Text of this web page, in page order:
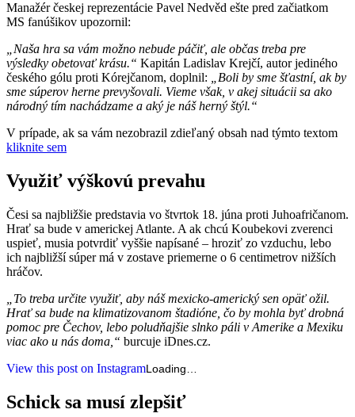
Manažér českej reprezentácie Pavel Nedvěd ešte pred začiatkom
MS fanúšikov upozornil:
„Naša hra sa vám možno nebude páčiť, ale občas treba pre
výsledky obetovať krásu.“ Kapitán Ladislav Krejčí, autor jediného
českého gólu proti Kórejčanom, doplnil:
„Boli by sme šťastní, ak by
sme súperov herne prevyšovali. Vieme však, v akej situácii sa ako
národný tím nachádzame a aký je náš herný štýl.“
V prípade, ak sa vám nezobrazil zdieľaný obsah nad týmto textom
kliknite sem
Využiť výškovú prevahu
Česi sa najbližšie predstavia vo štvrtok 18. júna proti Juhoafričanom.
Hrať sa bude v americkej Atlante. A ak chcú Koubekovi zverenci
uspieť, musia potvrdiť vyššie napísané – hroziť zo vzduchu, lebo
ich najbližší súper má v zostave priemerne o 6 centimetrov nižších
hráčov.
„To treba určite využiť, aby náš mexicko-americký sen opäť ožil.
Hrať sa bude na klimatizovanom štadióne, čo by mohla byť drobná
pomoc pre Čechov, lebo poludňajšie slnko páli v Amerike a Mexiku
viac ako u nás doma,“ burcuje iDnes.cz.
View this post on InstagramLoading…
Schick sa musí zlepšiť